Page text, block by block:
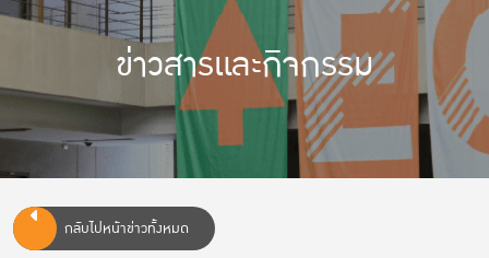
ข่าวสารและกิจกรรม
กลับไปหน้าข่าวทั้งหมด